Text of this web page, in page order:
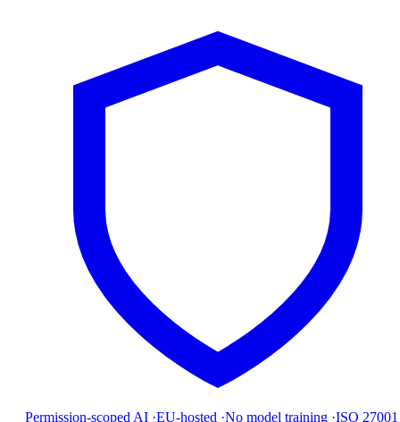
Permission-scoped AI ·EU-hosted ·No model training ·ISO 27001